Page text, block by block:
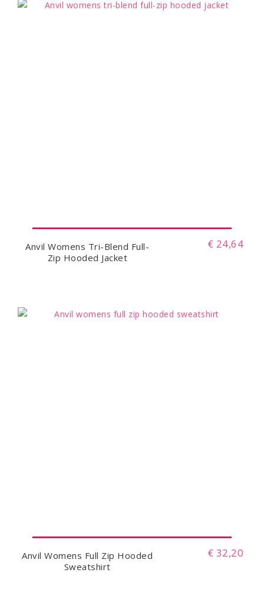
Anvil Womens Tri-Blend Full-
Zip Hooded Jacket
€ 24,64
Anvil Womens Full Zip Hooded
Sweatshirt
€ 32,20